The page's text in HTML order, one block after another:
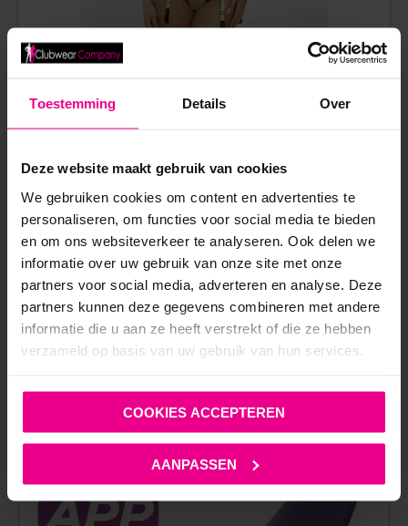
Toestemming Details Over
Deze website maakt gebruik van cookies
We gebruiken cookies om content en advertenties te
personaliseren, om functies voor social media te bieden
en om ons websiteverkeer te analyseren. Ook delen we
informatie over uw gebruik van onze site met onze
partners voor social media, adverteren en analyse. Deze
partners kunnen deze gegevens combineren met andere
informatie die u aan ze heeft verstrekt of die ze hebben
verzameld op basis van uw gebruik van hun services.
COOKIES ACCEPTEREN
AANPASSEN
Op voorraad